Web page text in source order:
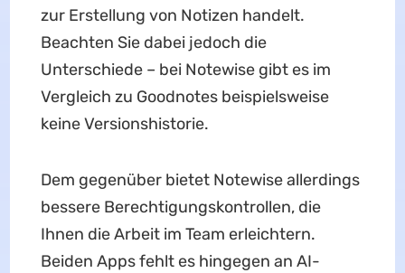
zur Erstellung von Notizen handelt.
Beachten Sie dabei jedoch die
Unterschiede – bei Notewise gibt es im
Vergleich zu Goodnotes beispielsweise
keine Versionshistorie.
Dem gegenüber bietet Notewise allerdings
bessere Berechtigungskontrollen, die
Ihnen die Arbeit im Team erleichtern.
Beiden Apps fehlt es hingegen an AI-